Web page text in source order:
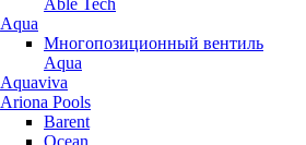
Aqua
Многопозиционный вентиль
Aqua
Aquaviva
Ariona Pools
Barent
Ocean